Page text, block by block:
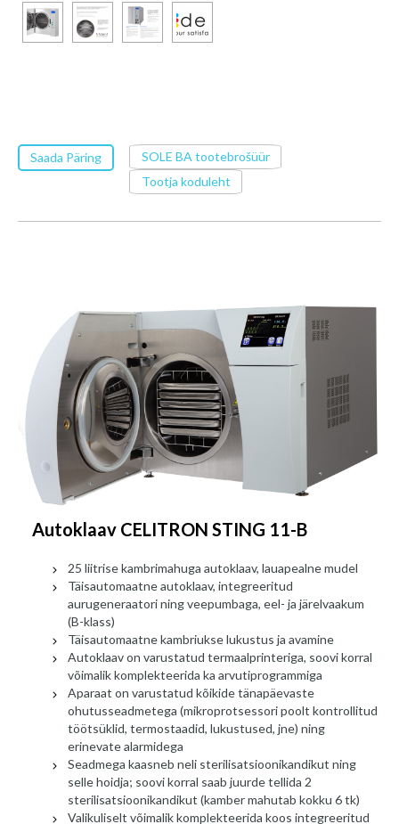
Saada Päring
SOLE BA tootebrošüür
Tootja koduleht
Autoklaav CELITRON STING 11-B
25 liitrise kambrimahuga autoklaav, lauapealne mudel
Täisautomaatne autoklaav, integreeritud
aurugeneraatori ning veepumbaga, eel- ja järelvaakum
(B-klass)
Täisautomaatne kambriukse lukustus ja avamine
Autoklaav on varustatud termaalprinteriga, soovi korral
võimalik komplekteerida ka arvutiprogrammiga
Aparaat on varustatud kõikide tänapäevaste
ohutusseadmetega (mikroprotsessori poolt kontrollitud
töötsüklid, termostaadid, lukustused, jne) ning
erinevate alarmidega
Seadmega kaasneb neli sterilisatsioonikandikut ning
selle hoidja; soovi korral saab juurde tellida 2
sterilisatsioonikandikut (kamber mahutab kokku 6 tk)
Valikuliselt võimalik komplekteerida koos integreeritud